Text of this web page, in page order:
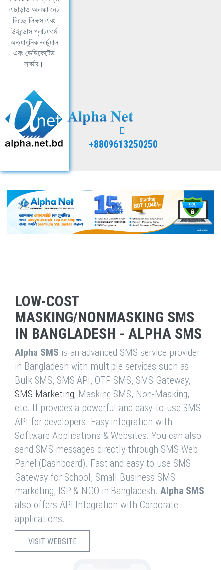
এছাড়াও আলফা নেট
দিচ্ছে লিনাক্স এবং
উইন্ডোস প্লাটফর্মে
অত্যাধুনিক ভার্চুয়াল
এবং ডেডিকেটেড
সার্ভার।
+8809613250250
LOW-COST
MASKING/NONMASKING SMS
IN BANGLADESH - ALPHA SMS
Alpha SMS is an advanced SMS service provider
in Bangladesh with multiple services such as
Bulk SMS, SMS API, OTP SMS, SMS Gateway,
SMS Marketing, Masking SMS, Non-Masking,
etc. It provides a powerful and easy-to-use SMS
API for developers. Easy integration with
Software Applications & Websites. You can also
send SMS messages directly through SMS Web
Panel (Dashboard). Fast and easy to use SMS
Gateway for School, Small Business SMS
marketing, ISP & NGO in Bangladesh. Alpha SMS
also offers API Integration with Corporate
applications.
VISIT WEBSITE